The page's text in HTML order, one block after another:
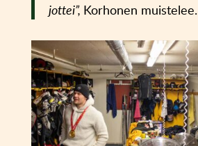
jottei”, Korhonen muistelee.